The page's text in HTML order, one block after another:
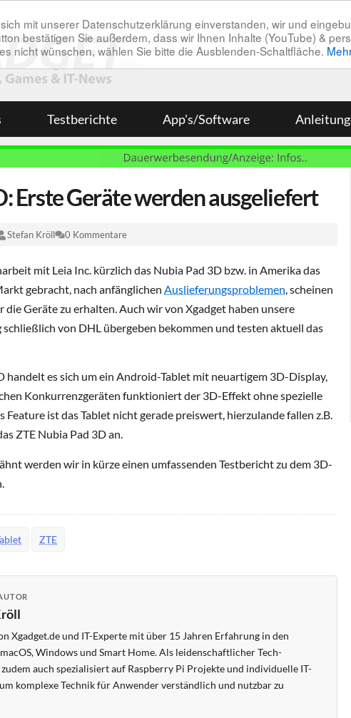
mit unserer Datenschutzerklärung einverstanden, wir und
bestätigen Sie außerdem, dass wir Ihnen Inhalte (YouTube) &
nicht wünschen, wählen Sie bitte die Ausblenden-Schaltfläche.
Testberichte App's/Software
Erste Geräte werden ausgeliefert
Stefan Kröll 0 Kommentare
mit Leia Inc. kürzlich das Nubia Pad 3D bzw. in Amerika das
gebracht, nach anfänglichen Auslieferungsproblemen, scheinen
die Geräte zu erhalten. Auch wir von Xgadget haben unsere
schließlich von DHL übergeben bekommen und testen aktuell das
handelt es sich um ein Android-Tablet mit neuartigem 3D-Display,
Konkurrenzgeräten funktioniert der 3D-Effekt ohne spezielle
Feature ist das Tablet nicht gerade preiswert, hierzulande fallen z.B.
ZTE Nubia Pad 3D an.
werden wir in kürze einen umfassenden Testbericht zu dem 3D-
ZTE
Xgadget.de und IT-Experte mit über 15 Jahren Erfahrung in den
Windows und Smart Home. Als leidenschaftlicher Tech-
auch spezialisiert auf Raspberry Pi Projekte und individuelle IT-
komplexe Technik für Anwender verständlich und nutzbar zu